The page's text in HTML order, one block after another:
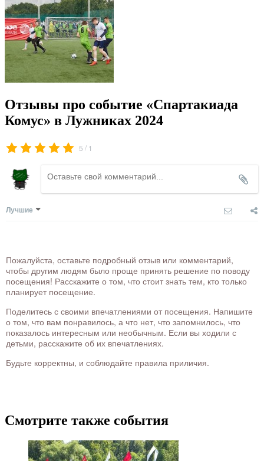
Отзывы про событие «Спартакиада
Комус» в Лужниках 2024
5 / 1
Лучшие
Пожалуйста, оставьте подробный отзыв или комментарий,
чтобы другим людям было проще принять решение по поводу
посещения! Расскажите о том, что стоит знать тем, кто только
планирует посещение.
Поделитесь с своими впечатлениями от посещения. Напишите
о том, что вам понравилось, а что нет, что запомнилось, что
показалось интересным или необычным. Если вы ходили с
детьми, расскажите об их впечатлениях.
Будьте корректны, и соблюдайте правила приличия.
Смотрите также события